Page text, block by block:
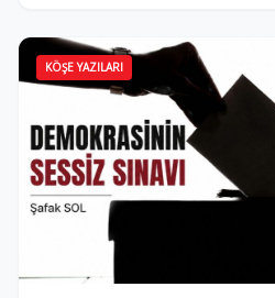
KÖŞE YAZILARI